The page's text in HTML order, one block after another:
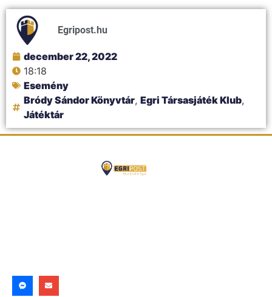
Egripost.hu
december 22, 2022
18:18
Esemény
Bródy Sándor Könyvtár, Egri Társasjáték Klub,
Játéktár